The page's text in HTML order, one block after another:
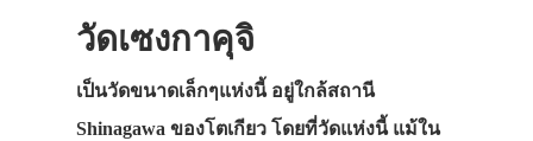
วัดเซงกาคุจิ
เป็นวัดขนาดเล็กๆแห่งนี้ อยู่ใกล้สถานี
Shinagawa ของโตเกียว โดยที่วัดแห่งนี้ แม้ใน